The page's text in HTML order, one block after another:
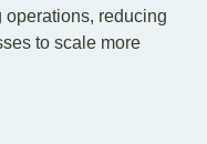
reducing
to scale more